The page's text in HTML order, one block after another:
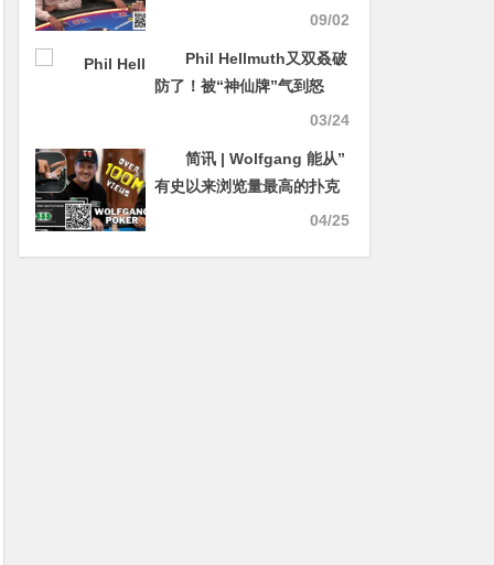
09/02
Phil Hellmuth又双叒破
防了！被“神仙牌”气到怒
03/24
简讯 | Wolfgang 能从”
有史以来浏览量最高的扑克
04/25